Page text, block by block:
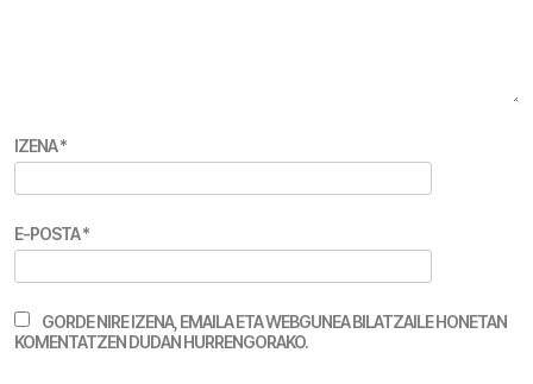
IZENA*
E-POSTA*
GORDE NIRE IZENA, EMAILA ETA WEBGUNEA BILATZAILE HONETAN
KOMENTATZEN DUDAN HURRENGORAKO.